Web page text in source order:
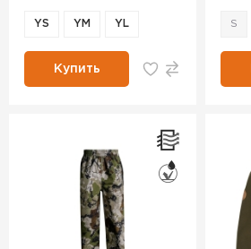
YS YM YL
Купить
S